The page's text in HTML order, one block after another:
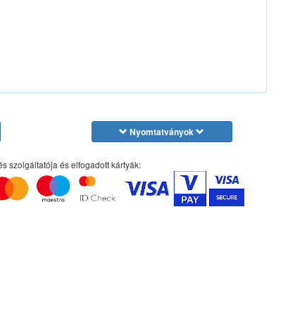
Nyomtatványok
szolgáltatója és elfogadott kártyák: